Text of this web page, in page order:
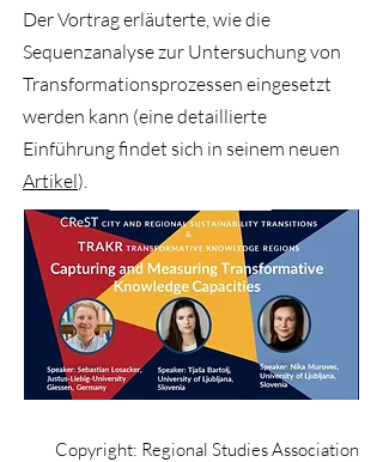
Der Vortrag erläuterte, wie die
Sequenzanalyse zur Untersuchung von
Transformationsprozessen eingesetzt
werden kann (eine detaillierte
Einführung findet sich in seinem neuen
Artikel).
Copyright: Regional Studies Association